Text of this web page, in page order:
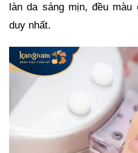
làn da sáng mịn, đều
duy nhất.